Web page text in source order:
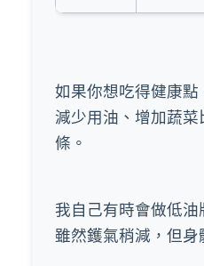
如果你想吃得健康點
減少用油、增加蔬
條。
我自己有時會做低油
雖然鑊氣稍減，但身